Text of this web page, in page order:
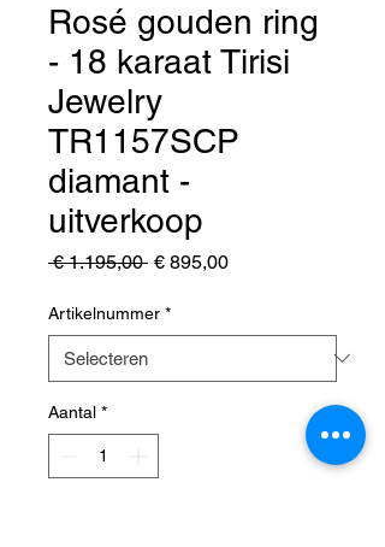
Rosé gouden ring
- 18 karaat Tirisi
Jewelry
TR1157SCP
diamant -
uitverkoop
€ 1.195,00 Normale
€ 895,00Verkoopprijs
Artikelnummer *
Aantal *